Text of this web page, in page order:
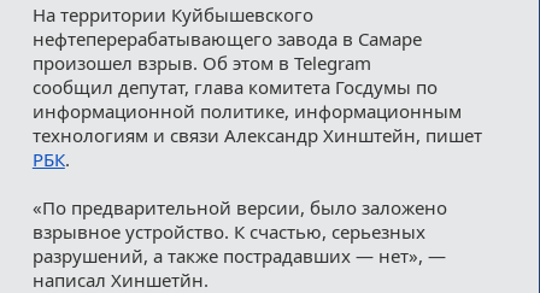
Пользовательское соглашение
Медиакит
Контакты
На территории Куйбышевского
нефтеперерабатывающего завода в Самаре
произошел взрыв. Об этом в Telegram
сообщил депутат, глава комитета Госдумы по
информационной политике, информационным
технологиям и связи Александр Хинштейн, пишет
РБК.
«По предварительной версии, было заложено
взрывное устройство. К счастью, серьезных
разрушений, а также пострадавших — нет», —
написал Хиншетйн.